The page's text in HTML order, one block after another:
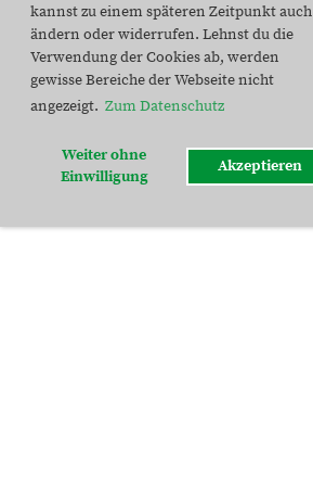
kannst zu einem späteren Zeitpunkt auch
ändern oder widerrufen. Lehnst du die
Verwendung der Cookies ab, werden
gewisse Bereiche der Webseite nicht
angezeigt. Zum Datenschutz
Weiter ohne
Einwilligung
Akzeptieren